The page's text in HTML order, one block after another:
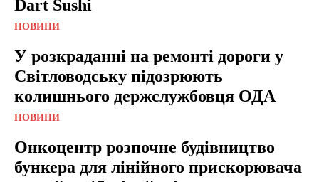
Dart Sushi
НОВИНИ
У розкраданні на ремонті дороги у
Світловодську підозрюють
колишнього держслужбовця ОДА
НОВИНИ
Онкоцентр розпочне будівництво
бункера для лінійного прискорювача